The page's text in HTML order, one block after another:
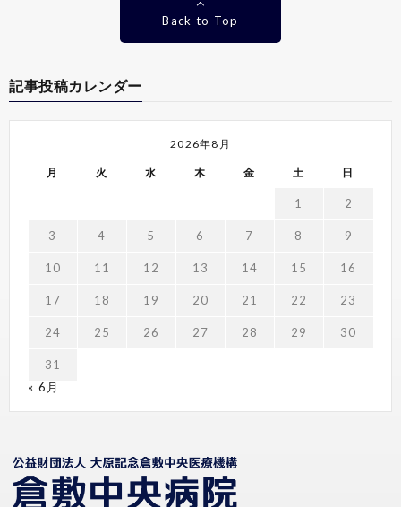
Back to Top
記事投稿カレンダー
2026年8月
月 火 水 木 金 土 日
1 2
3 4 5 6 7 8 9
10 11 12 13 14 15 16
17 18 19 20 21 22 23
24 25 26 27 28 29 30
31
« 6月